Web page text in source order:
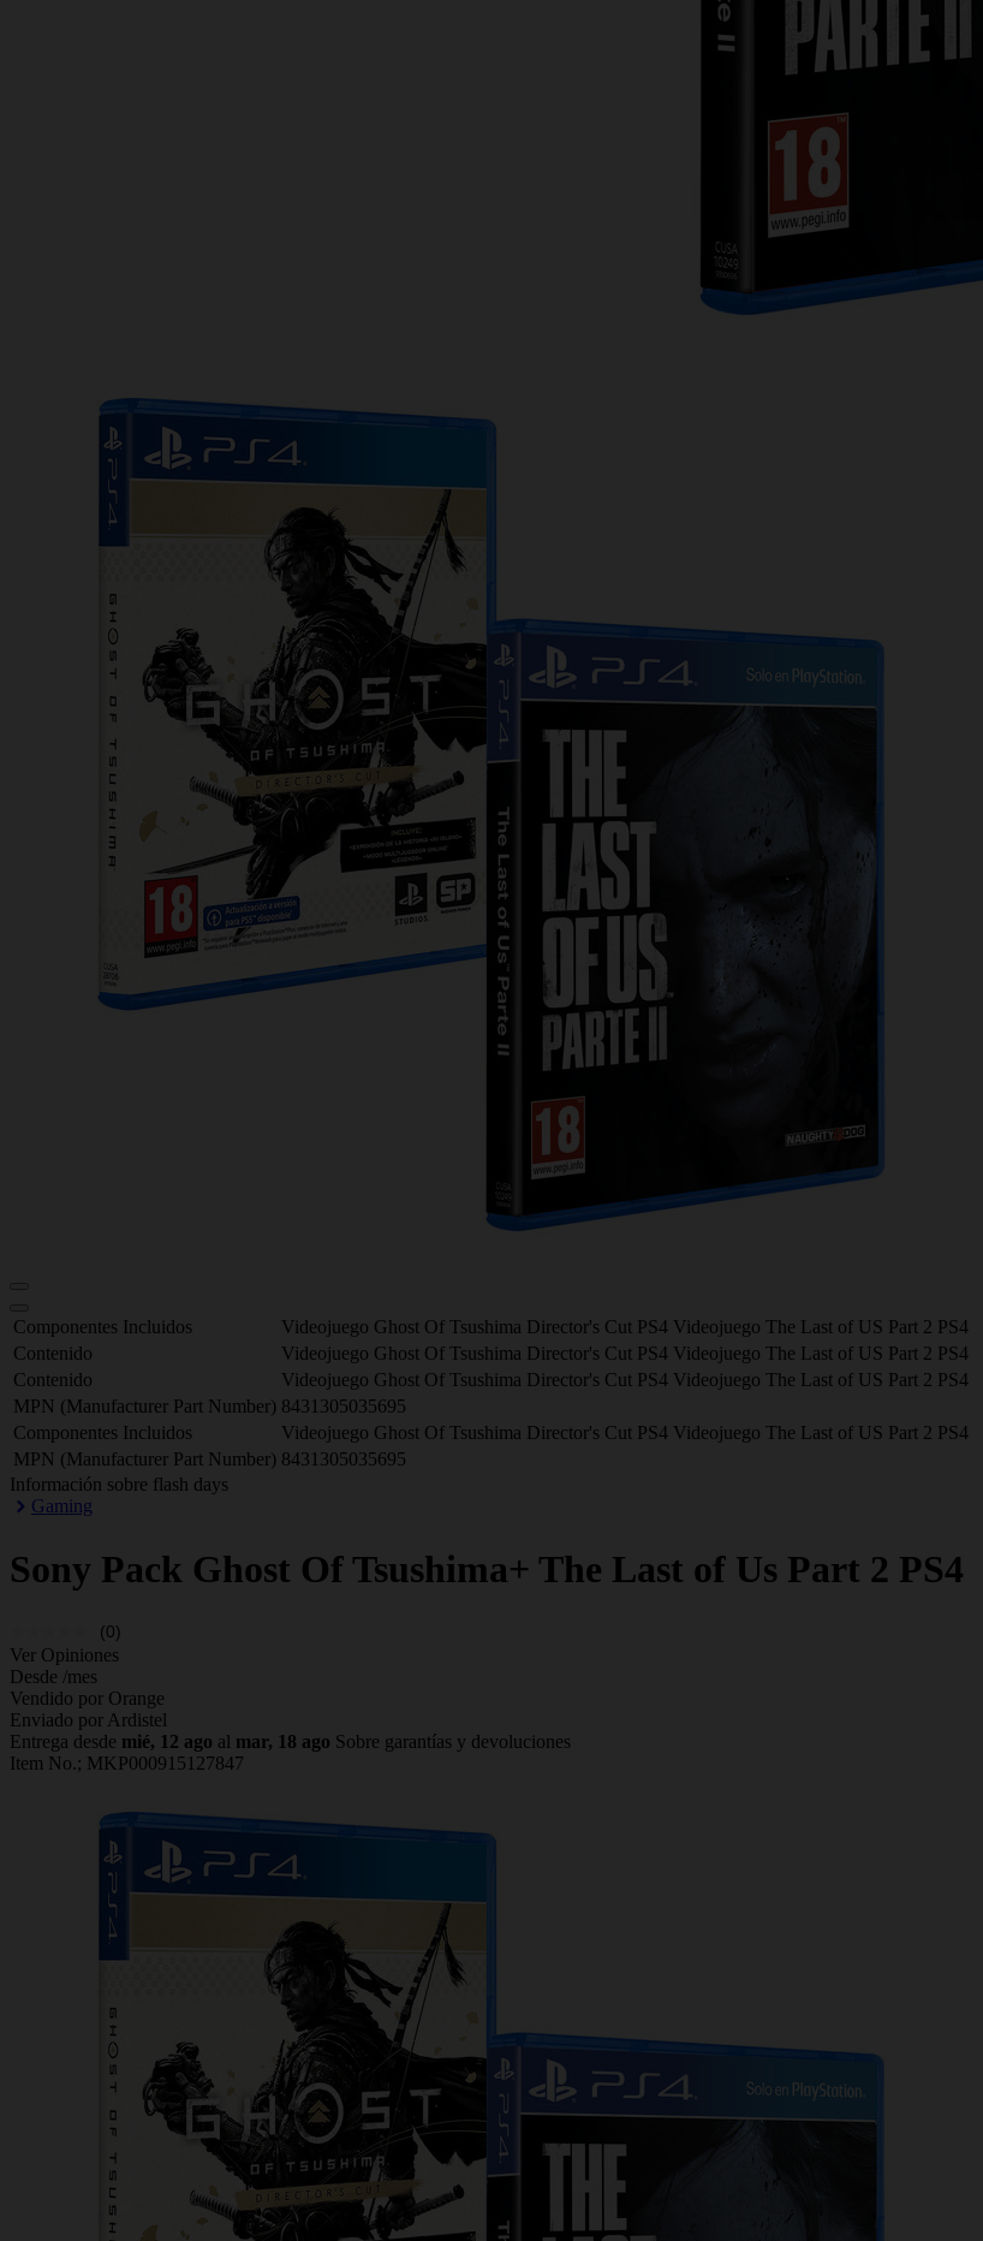
Componentes Incluidos
Videojuego Ghost Of Tsushima Director's Cut PS4 Videojuego The Last of US Part 2 PS4
Contenido
Videojuego Ghost Of Tsushima Director's Cut PS4 Videojuego The Last of US Part 2 PS4
Contenido
Videojuego Ghost Of Tsushima Director's Cut PS4 Videojuego The Last of US Part 2 PS4
MPN (Manufacturer Part Number) 8431305035695
Componentes Incluidos
Videojuego Ghost Of Tsushima Director's Cut PS4 Videojuego The Last of US Part 2 PS4
MPN (Manufacturer Part Number) 8431305035695
Información sobre flash days
Gaming
Sony Pack Ghost Of Tsushima+ The Last of Us Part 2 PS4
(0)
Ver Opiniones
Desde /mes
Vendido por Orange
Enviado por Ardistel
Entrega desde mié, 12 ago al mar, 18 ago Sobre garantías y devoluciones
Item No.; MKP000915127847